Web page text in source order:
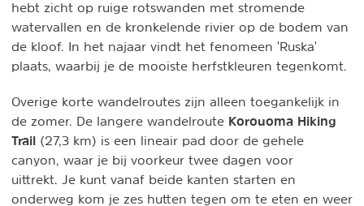
hebt zicht op ruige rotswanden met stromende
watervallen en de kronkelende rivier op de bodem van
de kloof. In het najaar vindt het fenomeen 'Ruska'
plaats, waarbij je de mooiste herfstkleuren tegenkomt.
Overige korte wandelroutes zijn alleen toegankelijk in
de zomer. De langere wandelroute Korouoma Hiking
Trail (27,3 km) is een lineair pad door de gehele
canyon, waar je bij voorkeur twee dagen voor
uittrekt. Je kunt vanaf beide kanten starten en
onderweg kom je zes hutten tegen om te eten en weer